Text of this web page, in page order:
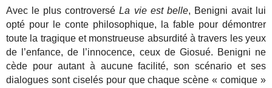
Avec le plus controverséLa vie est belle, Benigni avait lui
opté pour le conte philosophique, la fable pour démontrer
toute la tragique et monstrueuse absurdité à travers les yeux
de l’enfance, de l’innocence, ceux de Giosué. Benigni ne
cède pour autant à aucune facilité, son scénario et ses
dialogues sont ciselés pour que chaque scène « comique »